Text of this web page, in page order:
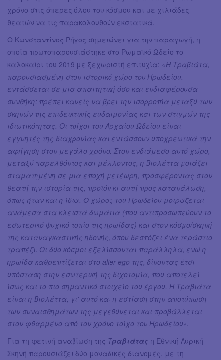
χρόνο στις όπερες όλου του κόσμου και με χιλιάδες
θεατών να τις παρακολουθούν εκστατικά.
Ο Κωνσταντίνος Ρήγος σημειώνει για την παραγωγή, η
οποία πρωτοπαρουσιάστηκε στο Ρωμαϊκό Ωδείο το
καλοκαίρι του 2019 με ξεχωριστή επιτυχία: «Η Τραβιάτα,
παρουσιασμένη στον ιστορικό χώρο του Ηρωδείου,
εντάσσεται σε μια απαιτητική όσο και ενδιαφέρουσα
συνθήκη: πρέπει κανείς να βρει την ισορροπία μεταξύ των
σκηνών της επιδεικτικής ευδαιμονίας και των στιγμών της
ιδιωτικότητας. Οι τοίχοι του Αρχαίου Ωδείου είναι
εγγυητές της διαχρονίας και εντάσσουν υποχρεωτικά την
αφήγηση στον μεγάλο χρόνο. Στον ενδιάμεσο αυτό χώρο,
μεταξύ παρελθόντος και μέλλοντος, η Βιολέττα μοιάζει
σταματημένη σε μια εποχή μετέωρη, προσφέροντας στον
θεατή την ιστορία της, προϊόν κι αυτή προς κατανάλωση,
όπως ήταν και η ίδια. Ο χώρος του Ηρωδείου μοιράζεται
ανάμεσα στα κλειστά δωμάτια (που αντιπροσωπεύουν το
εσωτερικό ψυχικό τοπίο της ηρωίδας) και στον κόσμο/σκηνή
της καταναγκαστικής ηδονής, όπου δεσπόζει ένα τεράστιο
τραπέζι. Οι δύο κόσμοι εξελίσσονται παράλληλα, ενώ η
ηρωίδα καθρεπτίζεται στο alter ego της, δίνοντας έτσι
υπόσταση στην εσωτερική της διχοτομία, που αποτελεί
ίσως και το πιο σημαντικό στοιχείο του έργου. Η Τραβιάτα
είναι η Βιολέττα, γι' αυτό και η εστίαση στην αποτύπωση
των συναισθημάτων της μεγεθύνεται και προβάλλεται
στον φθαρμένο από τον χρόνο τοίχο του Ηρωδείου».
Για τη φετινή αναβίωση της Τραβιάτας η Εθνική Λυρική
Σκηνή παρουσιάζει δύο μοναδικές διανομές, με τη